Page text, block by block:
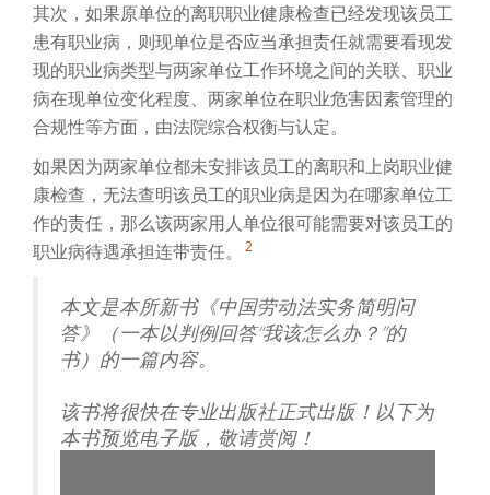
其次，如果原单位的离职职业健康检查已经发现该员工
患有职业病，则现单位是否应当承担责任就需要看现发
现的职业病类型与两家单位工作环境之间的关联、职业
病在现单位变化程度、两家单位在职业危害因素管理的
合规性等方面，由法院综合权衡与认定。
如果因为两家单位都未安排该员工的离职和上岗职业健
康检查，无法查明该员工的职业病是因为在哪家单位工
作的责任，那么该两家用人单位很可能需要对该员工的
职业病待遇承担连带责任。
2
本文是本所新书《中国劳动法实务简明问
答》（一本以判例回答“我该怎么办？”的
书）的一篇内容。
该书将很快在专业出版社正式出版！以下为
本书预览电子版，敬请赏阅！